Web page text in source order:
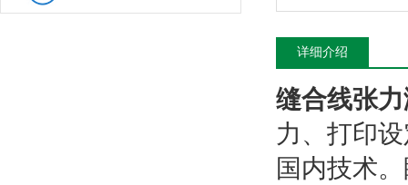
详细介绍
缝合线张
力、打印
国内技术